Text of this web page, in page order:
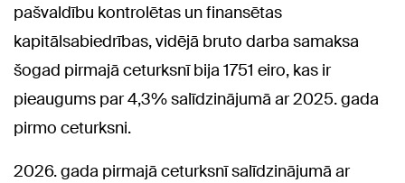
pašvaldību kontrolētas un finansētas
kapitālsabiedrības, vidējā bruto darba samaksa
šogad pirmajā ceturksnī bija 1751 eiro, kas ir
pieaugums par 4,3% salīdzinājumā ar 2025. gada
pirmo ceturksni.
2026. gada pirmajā ceturksnī salīdzinājumā ar